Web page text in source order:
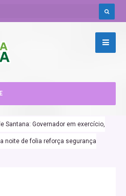
Santana: Governador em exercício,
noite de folia reforça segurança